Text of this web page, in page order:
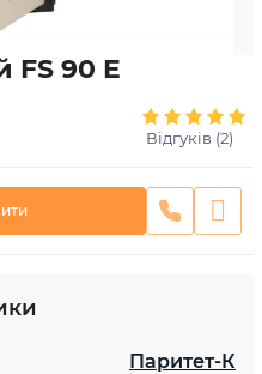
FS 90 E
Відгуків (2)
Паритет-К